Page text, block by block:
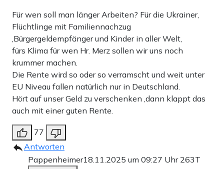
Für wen soll man länger Arbeiten? Für die Ukrainer,
Flüchtlinge mit Familiennachzug
,Bürgergeldempfänger und Kinder in aller Welt,
fürs Klima für wen Hr. Merz sollen wir uns noch
krummer machen.
Die Rente wird so oder so verramscht und weit unter
EU Niveau fallen natürlich nur in Deutschland.
Hört auf unser Geld zu verschenken ,dann klappt das
auch mit einer guten Rente.
77
Antworten
Pappenheimer18.11.2025 um 09:27 Uhr 263T